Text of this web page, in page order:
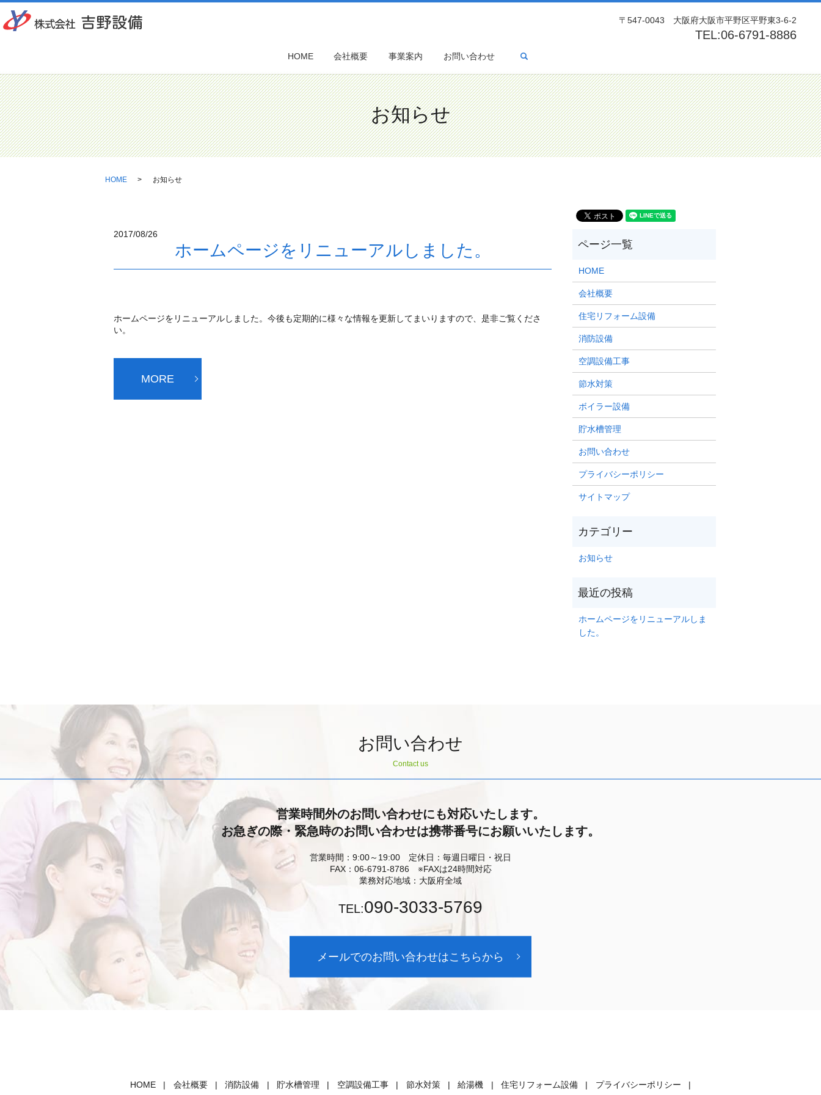
〒547-0043 大阪府大阪市平野区平野東3-6-2
TEL:06-6791-8886
HOME 会社概要 事業案内 お問い合わせ
お知らせ
HOME お知らせ
2017/08/26
ホームページをリニューアルしました。
ホームページをリニューアルしました。今後も定期的に様々な情報を更新してまいりますので、是非ご覧くださ
い。
MORE
HOME
会社概要
住宅リフォーム設備
消防設備
空調設備工事
節水対策
ボイラー設備
貯水槽管理
お問い合わせ
プライバシーポリシー
サイトマップ
お知らせ
ホームページをリニューアルしま
した。
お問い合わせ
Contact us
営業時間外のお問い合わせにも対応いたします。
お急ぎの際・緊急時のお問い合わせは携帯番号にお願いいたします。
営業時間：9:00～19:00 定休日：毎週日曜日・祝日
FAX：06-6791-8786 ※FAXは24時間対応
業務対応地域：大阪府全域
TEL:090-3033-5769
メールでのお問い合わせはこちらから
HOME 会社概要 消防設備 貯水槽管理 空調設備工事 節水対策 給湯機 住宅リフォーム設備 プライバシーポリシー